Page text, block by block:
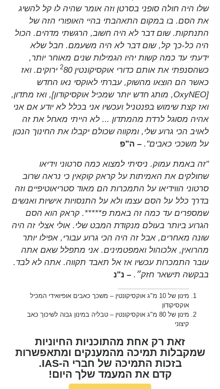
שלו היה חולה סופני בסרטן וזה אומר שהיה לו קל להשיג
את הסם. בו במקום התאהבתי בהיי האופורי הזה של
התנתקות. שום דבר לא היה חשוב, הרגשתי מדהים. הכול
היה כל-כך קל, שום דבר לא היה משעמם. חבל שלא
ידעתי עד כמה קשות יהיו הגמילות שנים מאוחר יותר,
כשהסנפתי את אותם כדורי אוקסיקונטין 80
2 ירוקים. ואז
כאשר הם הוצאו מהשוק, עברתי לאוקסי נאו החדש
[OxyNEO, מותג חדש יותר שמכיל אוקסיקודון], ואז מתדון,
ואז קצת שימוש בפנטניל ועכשיו אני בכלל לא יודע אם אני
אהיה מסוגל לרדת מהמתדון ... לא הייתי מאחל את זה
לאויב הכי גרוע שלי, ומקווה שכולם יקבלו את החינוך הנכון
על משככי כאבים". – ה"פ
"זה באמת עמוק. ניסיתי למצוא כמה סרטוני וידיאו
שחולקים את האמיתות על קראק קוקאין כי נראה שרוב
סרטוני הווידיאו על התמכרות הם מאוד סטריאוטיפיים וזה
בדרך כלל על הסם עצמו ולא על התנסויות אישיות ואנשים
שמספרים עד כמה זה באמת פ*****. קראק הוא הסם
הגרוע ביותר בעולם מנקודת המבט שלי. אולי אצלי זה היה
שונה מאחרים, אבל זה היה הכי גרוע עבורי, אפילו יותר
מהרואין, אלכוהול ואמפטמינים. אני מתפלל שאם אתה
עובר התמכרות עכשיו אז אל תאבד תקווה. אתה לא לבד.
בבקשה תישאר חזק״. – נ"נ
מינון של 10 מ"ג אוקסיקונטין – משכך כאבים אופיואידי המכיל
אוקסיקודון
מינון של 80 מ"ג אוקסיקונטין – טבליה במינון גבוה לשיכוך כאב
קיצוני
זאת רק אחת מהתוכניות החיוניות
שמקבלות תמיכה מהמענקים ומתאפשרות
בזכות התמיכה של חברי ה-IAS.
קדם את המעמד שלך היום!